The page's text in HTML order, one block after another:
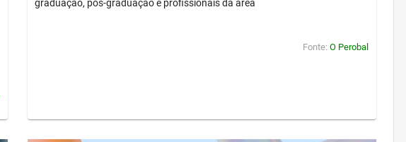
graduação, pós-graduação e profissionais da área
Fonte: O Perobal